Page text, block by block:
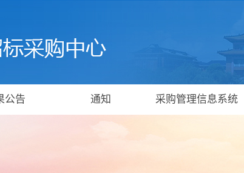
公告 通知 采购管理信息系统